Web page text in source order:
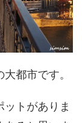
都市です。
トがありま